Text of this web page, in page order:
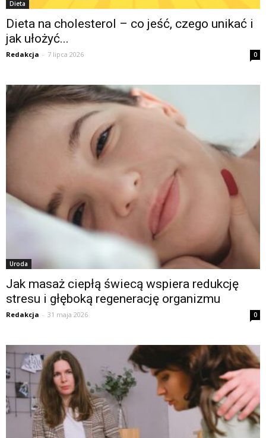
Dieta
Dieta na cholesterol – co jeść, czego unikać i
jak ułożyć...
Redakcja - 7 lipca 2026 0
Uroda
Jak masaż ciepłą świecą wspiera redukcję
stresu i głęboką regenerację organizmu
Redakcja - 31 maja 2026 0